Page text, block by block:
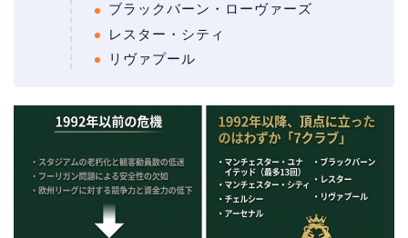
ブラックバーン・ローヴァーズ
レスター・シティ
リヴァプール